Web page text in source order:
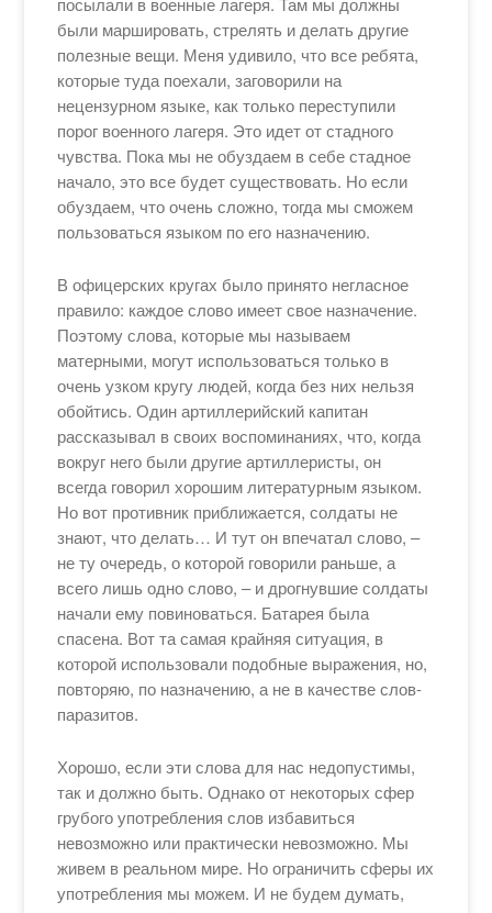
были маршировать, стрелять и делать другие
полезные вещи. Меня удивило, что все ребята,
которые туда поехали, заговорили на
нецензурном языке, как только переступили
порог военного лагеря. Это идет от стадного
чувства. Пока мы не обуздаем в себе стадное
начало, это все будет существовать. Но если
обуздаем, что очень сложно, тогда мы сможем
пользоваться языком по его назначению.
В офицерских кругах было принято негласное
правило: каждое слово имеет свое назначение.
Поэтому слова, которые мы называем
матерными, могут использоваться только в
очень узком кругу людей, когда без них нельзя
обойтись. Один артиллерийский капитан
рассказывал в своих воспоминаниях, что, когда
вокруг него были другие артиллеристы, он
всегда говорил хорошим литературным языком.
Но вот противник приближается, солдаты не
знают, что делать… И тут он впечатал слово, –
не ту очередь, о которой говорили раньше, а
всего лишь одно слово, – и дрогнувшие солдаты
начали ему повиноваться. Батарея была
спасена. Вот та самая крайняя ситуация, в
которой использовали подобные выражения, но,
повторяю, по назначению, а не в качестве слов-
паразитов.
Хорошо, если эти слова для нас недопустимы,
так и должно быть. Однако от некоторых сфер
грубого употребления слов избавиться
невозможно или практически невозможно. Мы
живем в реальном мире. Но ограничить сферы их
употребления мы можем. И не будем думать,